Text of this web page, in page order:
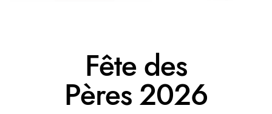
Fête des
Pères 2026